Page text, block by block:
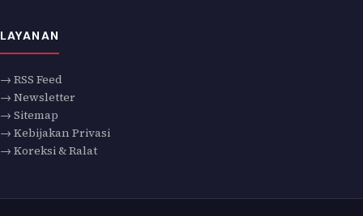
LAYANAN
→ RSS Feed
→ Newsletter
→ Sitemap
→ Kebijakan Privasi
→ Koreksi & Ralat